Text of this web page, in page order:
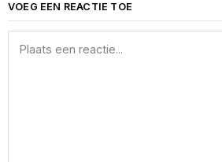
VOEG EEN REACTIE TOE